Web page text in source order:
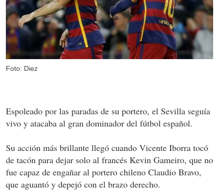
Foto: Diez
Espoleado por las paradas de su portero, el Sevilla seguía
vivo y atacaba al gran dominador del fútbol español.
Su acción más brillante llegó cuando Vicente Iborra tocó
de tacón para dejar solo al francés Kevin Gameiro, que no
fue capaz de engañar al portero chileno Claudio Bravo,
que aguantó y depejó con el brazo derecho.